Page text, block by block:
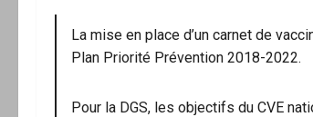
La mise en place d’un carnet de
Plan Priorité Prévention 2018-2022.
Pour la DGS, les objectifs du CVE